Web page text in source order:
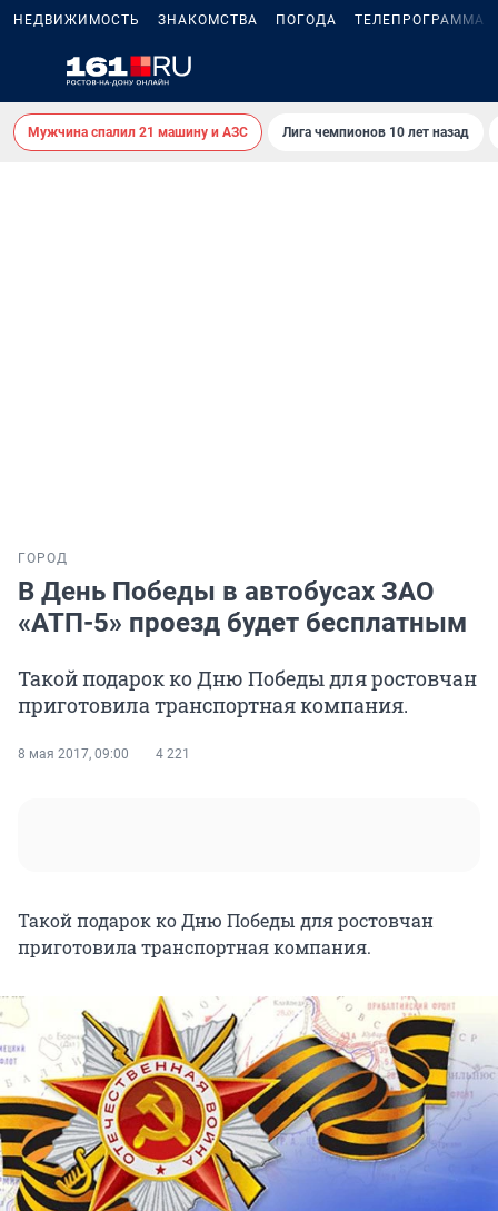
НЕДВИЖИМОСТЬ ЗНАКОМСТВА ПОГОДА ТЕЛЕПРОГРАММА
Мужчина спалил 21 машину и АЗС Лига чемпионов 10 лет назад
ГОРОД
В День Победы в автобусах ЗАО
«АТП-5» проезд будет бесплатным
Такой подарок ко Дню Победы для ростовчан
приготовила транспортная компания.
8 мая 2017, 09:00 4 221
Такой подарок ко Дню Победы для ростовчан
приготовила транспортная компания.